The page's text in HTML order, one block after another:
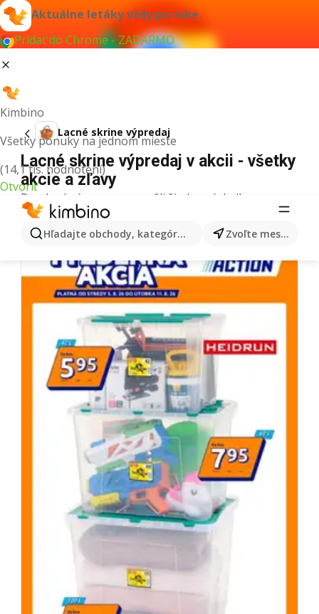
Aktuálne letáky vždy po ruke
Pridať do Chrome - ZADARMO
Kimbino
Všetky ponuky na jednom mieste
(14,1 tis. hodnotení)
Otvoriť
Hľadajte obchody, kategórie, produkty... Zvoľte mesto
Lacné skrine výpredaj
Lacné skrine výpredaj v akcii - všetky
akcie a zľavy
Pre daný výraz sme nenašli žiadne výsledky.
Ďalšie letáky z kategórie